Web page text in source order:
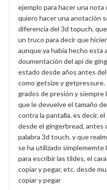
ejemplo para hacer una nota
quiero hacer una anotación
diferencia del 3d topuch, que
un truco para decir que
aunque ya había hecho esta
doumentación del api de
estado desde años antes
como getsize y
grados de presión y siempre
que le devuelve el tamaño
contra la pantalla. es decir,
desde el gingerbread, antes
palabra 3d touch. y que
se ha utilizado
para escribir las tildes, el
copiar y pegar, etc. desde
copiar y pegar